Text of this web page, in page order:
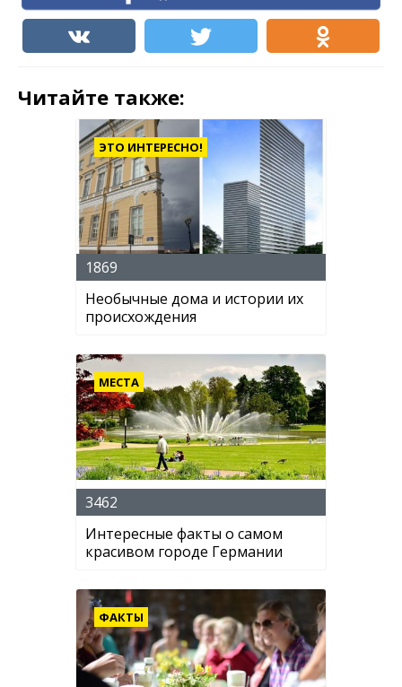
Читайте также:
ЭТО ИНТЕРЕСНО!
1869
Необычные дома и истории их
происхождения
МЕСТА
3462
Интересные факты о самом
красивом городе Германии
ФАКТЫ